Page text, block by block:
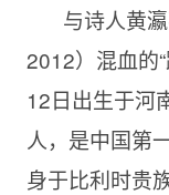
与诗人黄
2012）混血的
12日出生于河
人，是中国第
身于比利时贵